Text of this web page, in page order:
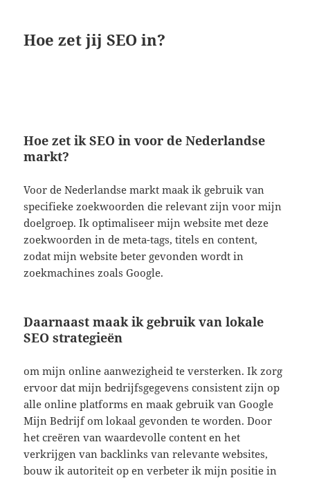
Hoe zet jij SEO in?
Hoe zet ik SEO in voor de Nederlandse
markt?
Voor de Nederlandse markt maak ik gebruik van
specifieke zoekwoorden die relevant zijn voor mijn
doelgroep. Ik optimaliseer mijn website met deze
zoekwoorden in de meta-tags, titels en content,
zodat mijn website beter gevonden wordt in
zoekmachines zoals Google.
Daarnaast maak ik gebruik van lokale
SEO strategieën
om mijn online aanwezigheid te versterken. Ik zorg
ervoor dat mijn bedrijfsgegevens consistent zijn op
alle online platforms en maak gebruik van Google
Mijn Bedrijf om lokaal gevonden te worden. Door
het creëren van waardevolle content en het
verkrijgen van backlinks van relevante websites,
bouw ik autoriteit op en verbeter ik mijn positie in